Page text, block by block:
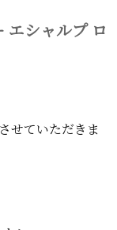
シャルプ ロ
せていただきま